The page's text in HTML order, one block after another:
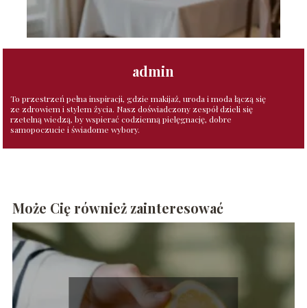
admin
To przestrzeń pełna inspiracji, gdzie makijaż, uroda i moda łączą się
ze zdrowiem i stylem życia. Nasz doświadczony zespół dzieli się
rzetelną wiedzą, by wspierać codzienną pielęgnację, dobre
samopoczucie i świadome wybory.
Może Cię również zainteresować